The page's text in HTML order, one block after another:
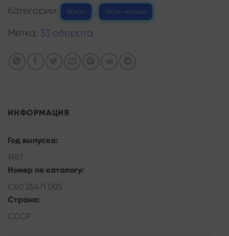
Категории:
Вокал , Фолк-музыка
Метка: 33 оборота
ИНФОРМАЦИЯ
Год выпуска:
1987
Номер по каталогу:
С60 25471 005
Страна:
СССР